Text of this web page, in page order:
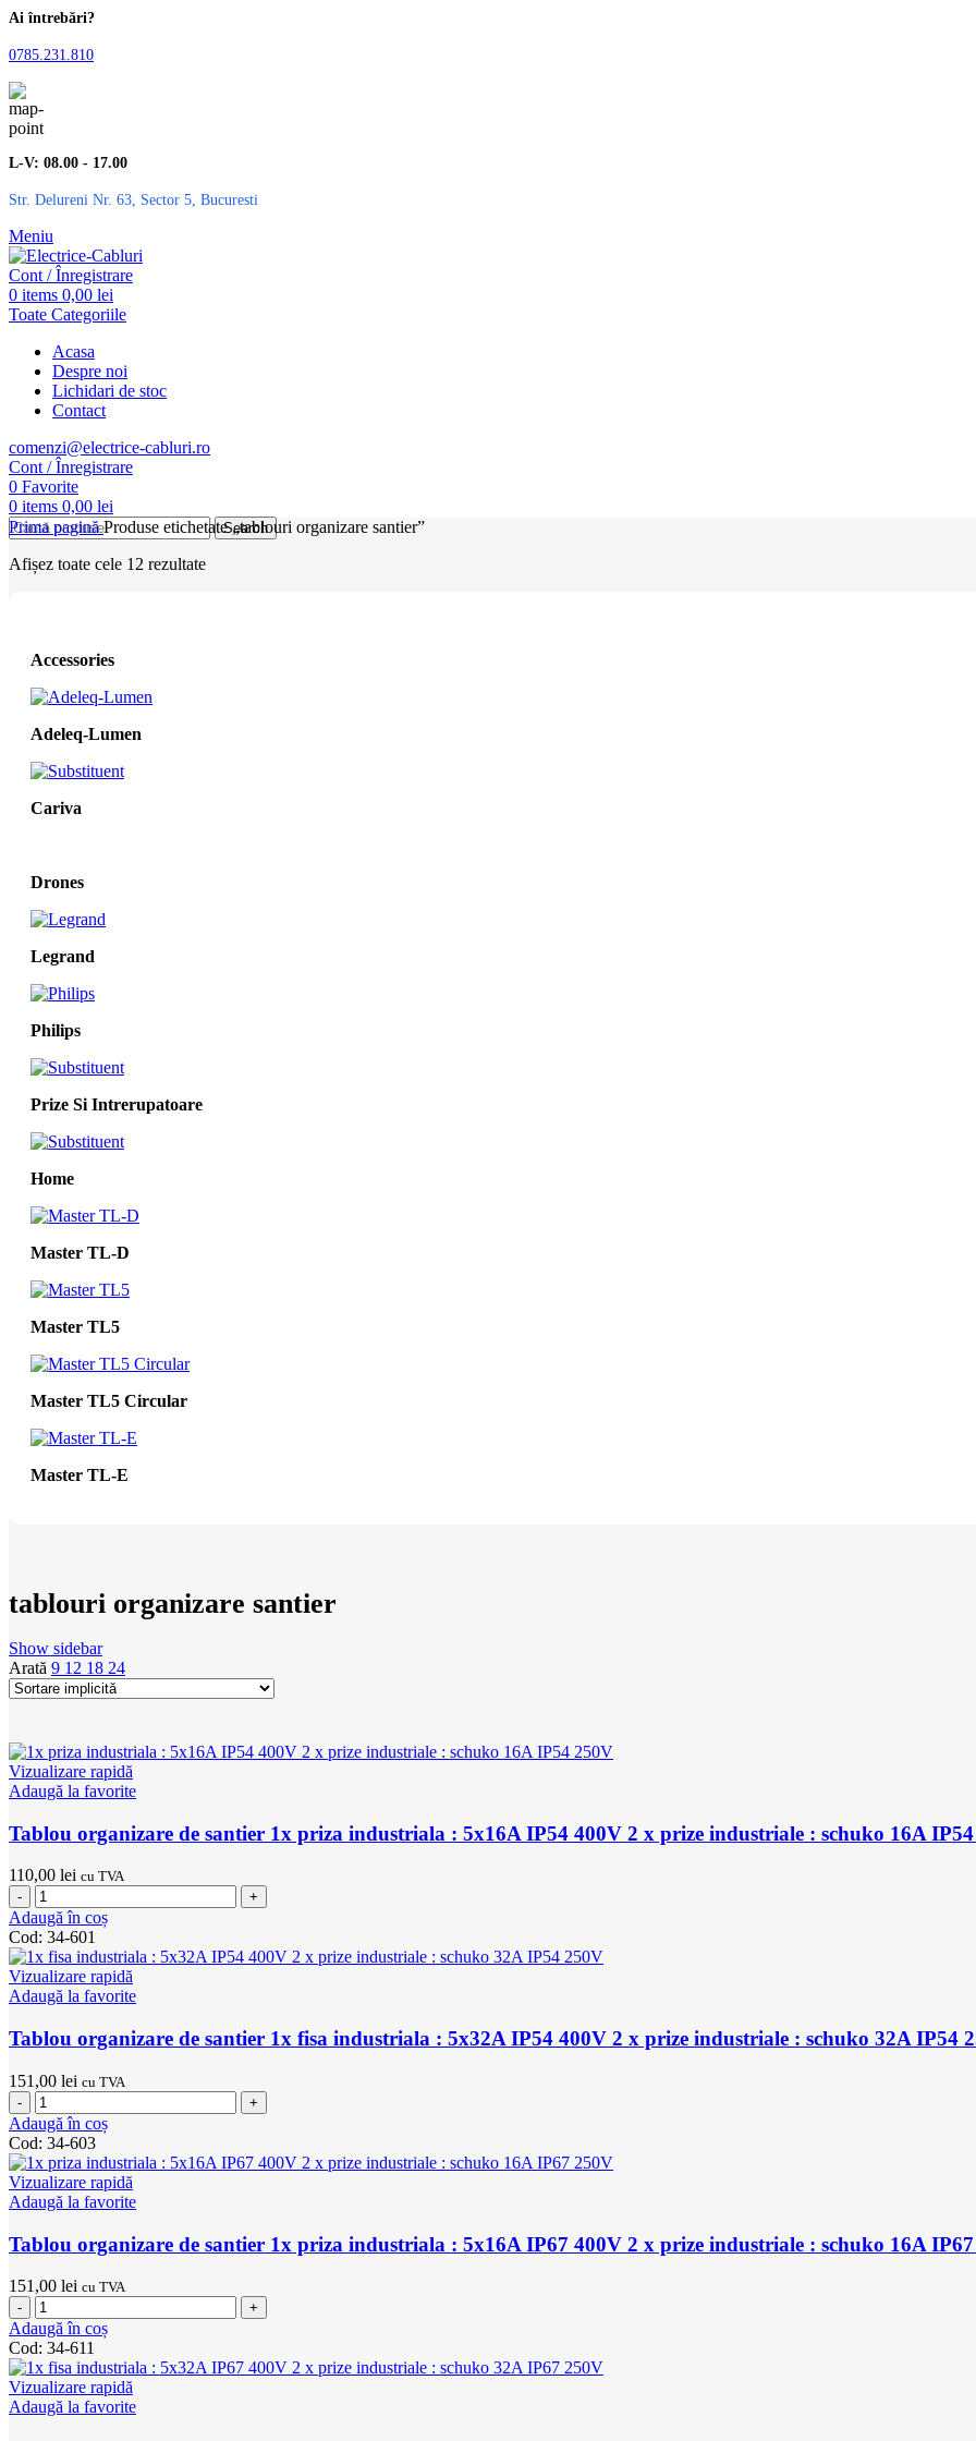
Ai întrebări?
0785.231.810
L-V: 08.00 - 17.00
Str. Delureni Nr. 63, Sector 5, Bucuresti
Meniu
Cont / Înregistrare
0 items 0,00 lei
Toate Categoriile
Acasa
Despre noi
Lichidari de stoc
Contact
comenzi@electrice-cabluri.ro
Cont / Înregistrare
0 Favorite
0 items 0,00 lei
Search
Prima paginăProduse etichetate „tablouri organizare santier”
Afișez toate cele 12 rezultate
Accessories
Adeleq-Lumen
Cariva
Drones
Legrand
Philips
Prize Si Intrerupatoare
Home
Master TL-D
Master TL5
Master TL5 Circular
Master TL-E
tablouri organizare santier
Show sidebar
Arată 9 12 18 24
Vizualizare rapidă
Adaugă la favorite
Tablou organizare de santier 1x priza industriala : 5x16A IP54 400V 2 x prize industriale : schuko 16A
110,00 lei cu TVA
Cantitate
Tablou
organizare
de
santier
1x
industriala
:
5x16A
IP54
400V
2
x
prize
industriale
:
16A
250V
Adaugă în coș
Cod: 34-601
Vizualizare rapidă
Adaugă la favorite
Tablou organizare de santier 1x fisa industriala : 5x32A IP54 400V 2 x prize industriale : schuko 32A IP54
151,00 lei cu TVA
Cantitate
Tablou
organizare
de
santier
1x
fisa
industriala
:
5x32A
IP54
400V
2
x
prize
industriale
:
Adaugă în coș
Cod: 34-603
Vizualizare rapidă
Adaugă la favorite
Tablou organizare de santier 1x priza industriala : 5x16A IP67 400V 2 x prize industriale : schuko 16A
151,00 lei cu TVA
Cantitate
Tablou
organizare
de
santier
1x
priza
Adaugă în coș
Cod: 34-611
Vizualizare rapidă
Adaugă la favorite